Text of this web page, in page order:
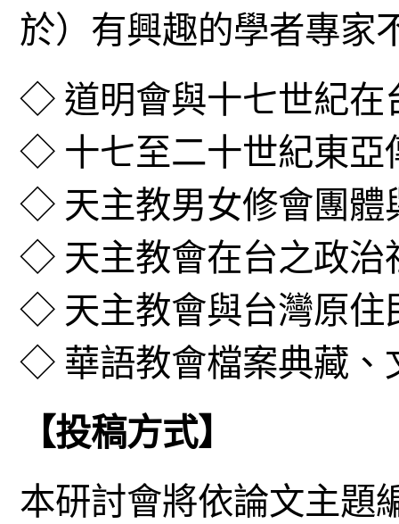
於）有興趣的學者專家
◇ 道明會與十七世紀在
◇ 十七至二十世紀東亞
◇ 天主教男女修會團
◇ 天主教會在台之政治
◇ 天主教會與台灣原住
◇ 華語教會檔案典藏、
【投稿方式】
本研討會將依論文主題